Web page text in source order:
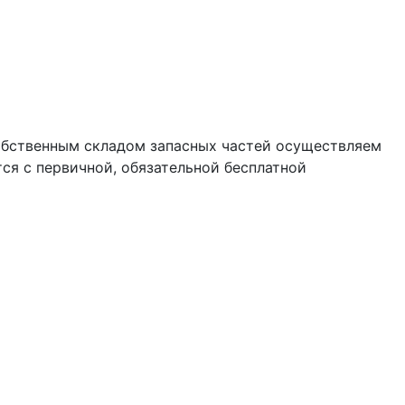
складом запасных частей осуществляем
с первичной, обязательной бесплатной